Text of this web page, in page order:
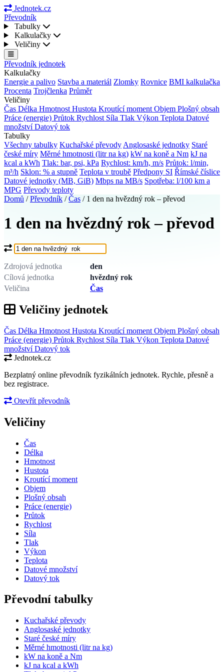
Jednotek.cz
Převodník
Tabulky
Kalkulačky
Veličiny
Převodník jednotek
Kalkulačky
Energie a palivo Stavba a materiál Zlomky Rovnice BMI kalkulačka
Procenta Trojčlenka Průměr
Veličiny
Čas Délka Hmotnost Hustota Kroutící moment Objem Plošný obsah
Práce (energie) Průtok Rychlost Síla Tlak Výkon Teplota Datové
množstvíDatový tok
Tabulky
Všechny tabulky Kuchařské převody Anglosaské jednotky Staré
české míry Měrné hmotnosti (litr na kg) kW na koně a Nm kJ na
kcal a kWh Tlak: bar, psi, kPa Rychlost: km/h, m/s Průtok: l/min,
m³/h Sklon: % a stupně Teplota v troubě Předpony SI Římské číslice
Datové jednotky (MB, GiB) Mbps na MB/s Spotřeba: l/100 km a
MPG Převody teploty
Domů / Převodník / Čas / 1 den na hvězdný rok – převod
1 den na hvězdný rok – převod
Co chcete převést?
Zdrojová jednotka
den
Cílová jednotka
hvězdný rok
Veličina
Čas
Veličiny jednotek
Čas Délka Hmotnost Hustota Kroutící moment Objem Plošný obsah
Práce (energie) Průtok Rychlost Síla Tlak Výkon Teplota Datové
množstvíDatový tok
Jednotek.cz
Bezplatný online převodník fyzikálních jednotek. Rychle, přesně a
bez registrace.
Otevřít převodník
Veličiny
Čas
Délka
Hmotnost
Hustota
Kroutící moment
Objem
Plošný obsah
Práce (energie)
Průtok
Rychlost
Síla
Tlak
Výkon
Teplota
Datové množství
Datový tok
Převodní tabulky
Kuchařské převody
Anglosaské jednotky
Staré české míry
Měrné hmotnosti (litr na kg)
kW na koně a Nm
kJ na kcal a kWh